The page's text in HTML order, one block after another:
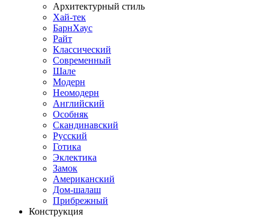
Архитектурный стиль
Хай-тек
БарнХаус
Райт
Классический
Современный
Шале
Модерн
Неомодерн
Английский
Особняк
Скандинавский
Русский
Готика
Эклектика
Замок
Американский
Дом-шалаш
Прибрежный
Конструкция